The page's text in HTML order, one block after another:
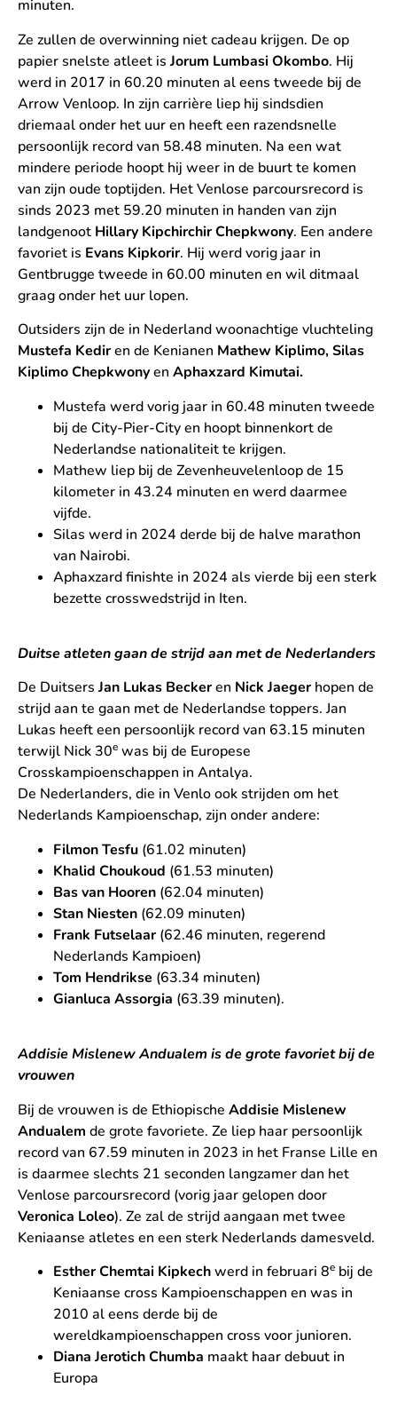
minuten.
Ze zullen de overwinning niet cadeau krijgen. De op
papier snelste atleet isJorum Lumbasi Okombo. Hij
werd in 2017 in 60.20 minuten al eens tweede bij de
Arrow Venloop. In zijn carrière liep hij sindsdien
driemaal onder het uur en heeft een razendsnelle
persoonlijk record van 58.48 minuten. Na een wat
mindere periode hoopt hij weer in de buurt te komen
van zijn oude toptijden. Het Venlose parcoursrecord is
sinds 2023 met 59.20 minuten in handen van zijn
landgenoot Hillary Kipchirchir Chepkwony. Een andere
favoriet is Evans Kipkorir. Hij werd vorig jaar in
Gentbrugge tweede in 60.00 minuten en wil ditmaal
graag onder het uur lopen.
Outsiders zijn de in Nederland woonachtige vluchteling
Mustefa Kediren de Kenianen Mathew Kiplimo, Silas
Kiplimo Chepkwonyen Aphaxzard Kimutai.
Mustefa werd vorig jaar in 60.48 minuten tweede
bij de City-Pier-City en hoopt binnenkort de
Nederlandse nationaliteit te krijgen.
Mathew liep bij de Zevenheuvelenloop de 15
kilometer in 43.24 minuten en werd daarmee
vijfde.
Silas werd in 2024 derde bij de halve marathon
van Nairobi.
Aphaxzard finishte in 2024 als vierde bij een sterk
bezette crosswedstrijd in Iten.
Duitse atleten gaan de strijd aan met de Nederlanders
De DuitsersJan Lukas Beckeren Nick Jaegerhopen de
strijd aan te gaan met de Nederlandse toppers. Jan
Lukas heeft een persoonlijk record van 63.15 minuten
terwijl Nick 30e was bij de Europese
Crosskampioenschappen in Antalya.
De Nederlanders, die in Venlo ook strijden om het
Nederlands Kampioenschap, zijn onder andere:
Filmon Tesfu (61.02 minuten)
Khalid Choukoud (61.53 minuten)
Bas van Hooren (62.04 minuten)
Stan Niesten (62.09 minuten)
Frank Futselaar(62.46 minuten, regerend
Nederlands Kampioen)
Tom Hendrikse (63.34 minuten)
Gianluca Assorgia (63.39 minuten).
Addisie Mislenew Andualem is de grote favoriet bij de
vrouwen
Bij de vrouwen is de Ethiopische Addisie Mislenew
Andualem de grote favoriete. Ze liep haar persoonlijk
record van 67.59 minuten in 2023 in het Franse Lille en
is daarmee slechts 21 seconden langzamer dan het
Venlose parcoursrecord (vorig jaar gelopen door
Veronica Loleo). Ze zal de strijd aangaan met twee
Keniaanse atletes en een sterk Nederlands damesveld.
Esther Chemtai Kipkechwerd in februari 8e bij de
Keniaanse cross Kampioenschappen en was in
2010 al eens derde bij de
wereldkampioenschappen cross voor junioren.
Diana Jerotich Chumba maakt haar debuut in
Europa